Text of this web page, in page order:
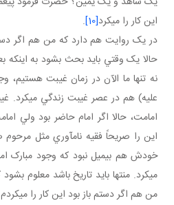
اين کار را مي کرد[10]
.
در يک روايت هم دارد که من هم اگر
حالا يک وقتي بايد بحث بشود به اينکه
نه تنها ما الآن در زمان غيبت هستيم،
عليه) هم در عصر غيبت زندگي مي کرد.
امامت، حالا اگر امام حاضر بود ولي
اين را صريحاً فقيه نام آوري مثل
خودش هم بي ميل نبود که وجود مبارک
مي کرد. منتها بايد تاريخ باشد معلوم
من هم اگر دستم باز بود اين کار را مي